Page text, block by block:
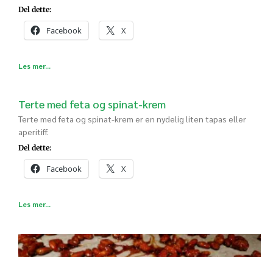
Del dette:
Facebook X
Les mer...
Terte med feta og spinat-krem
Terte med feta og spinat-krem er en nydelig liten tapas eller
aperitiff.
Del dette:
Facebook X
Les mer...